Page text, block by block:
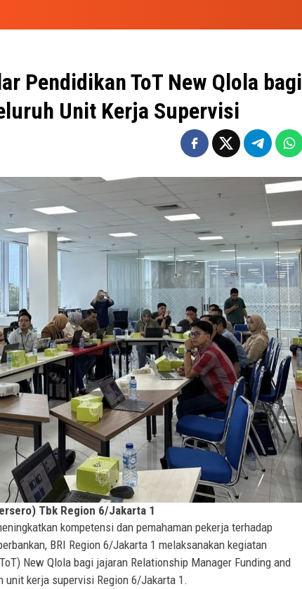
Pendidikan ToT New Qlola bagi
Unit Kerja Supervisi
Tbk Region 6/Jakarta 1
kompetensi dan pemahaman pekerja terhadap
BRI Region 6/Jakarta 1 melaksanakan kegiatan
New Qlola bagi jajaran Relationship Manager Funding and
unit kerja supervisi Region 6/Jakarta 1.